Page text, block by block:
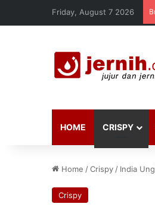
Friday, August 7 2026
HOME CRISPY
Home /Crispy / India
Crispy